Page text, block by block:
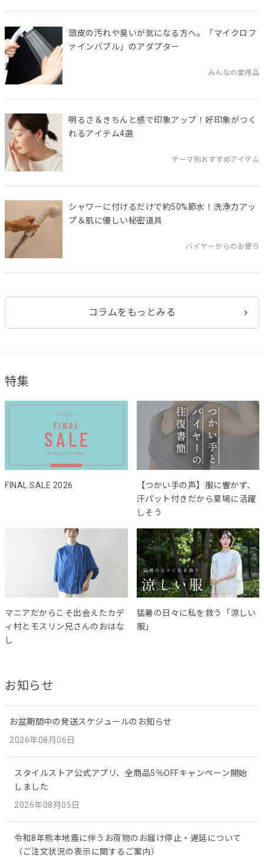
頭皮の汚れや臭いが気になる方へ。「マイクロフ
ァインバブル」のアダプター
みんなの愛用品
明るさ＆きちんと感で印象アップ！好印象がつく
れるアイテム4選
テーマ別おすすめアイテム
シャワーに付けるだけで約50%節水！洗浄力アッ
プ＆肌に優しい秘密道具
バイヤーからのお便り
コラムをもっとみる
特集
FINAL SALE 2026
【つかい手の声】服に響かず、
汗パット付きだから夏場に活躍
しそう
マニアだからこそ出会えたカデ
ィ村とモスリン兄さんのおはな
し
猛暑の日々に私を救う「涼しい
服」
お知らせ
お盆期間中の発送スケジュールのお知らせ
2026年08月06日
スタイルストア公式アプリ、全商品5％OFFキャンペーン開始
しました
2026年08月05日
令和8年熊本地震に伴うお荷物のお届け停止・遅延について
（ご注文状況の表示に関するご案内）